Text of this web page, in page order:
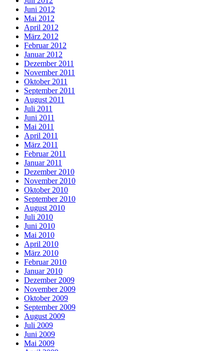
Juni 2012
Mai 2012
April 2012
März 2012
Februar 2012
Januar 2012
Dezember 2011
November 2011
Oktober 2011
September 2011
August 2011
Juli 2011
Juni 2011
Mai 2011
April 2011
März 2011
Februar 2011
Januar 2011
Dezember 2010
November 2010
Oktober 2010
September 2010
August 2010
Juli 2010
Juni 2010
Mai 2010
April 2010
März 2010
Februar 2010
Januar 2010
Dezember 2009
November 2009
Oktober 2009
September 2009
August 2009
Juli 2009
Juni 2009
Mai 2009